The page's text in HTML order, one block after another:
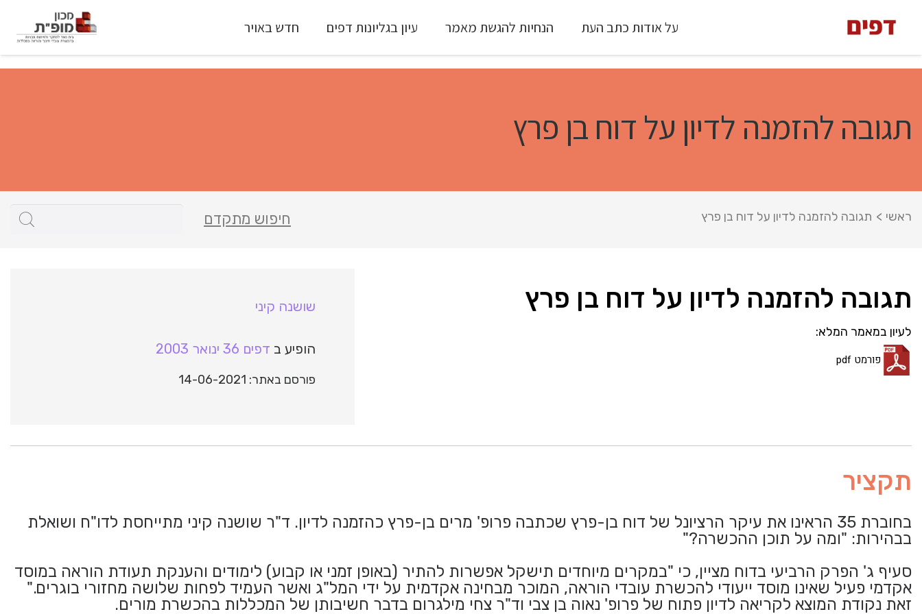
על אודות כתב העת הנחיות להגשת מאמר עיון בגליונות דפים חדש באויר
תגובה להזמנה לדיון על דוח בן פרץ
ראשי > תגובה להזמנה לדיון על דוח בן פרץ חיפוש מתקדם
תגובה להזמנה לדיון על דוח בן פרץ
לעיון במאמר המלא:
פורמט pdf
שושנה קיני
הופיע ב דפים 36 ינואר 2003
פורסם באתר: 14-06-2021
תקציר
בחוברת 35 הראינו את עיקר הרציונל של דוח בן-פרץ שכתבה פרופ' מרים בן-פרץ כהזמנה לדיון. ד"ר שושנה קיני מתייחסת לדו"ח ושואלת
בבהירות: "ומה על תוכן ההכשרה?"
סעיף ג' הפרק הרביעי בדוח מציין, כי "במקרים מיוחדים תישקל אפשרות להתיר (באופן זמני או קבוע) לימודים והענקת תעודת הוראה במוסד
אקדמי פעיל שאינו מוסד ייעודי להכשרת עובדי הוראה, המוכר מבחינה אקדמית על ידי המל"ג ואשר העמיד לפחות שלושה מחזורי בוגרים."
זאת נקודת המוצא לקריאה לדיון פתוח של פרופ' נאוה בן צבי וד"ר צחי מילגרום בדבר חשיבותן של המכללות בהכשרת מורים.